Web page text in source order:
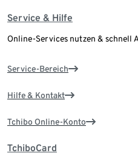
Service & Hilfe
Online-Services nutzen & schnell
Service-Bereich
Hilfe & Kontakt
Tchibo Online-Konto
TchiboCard